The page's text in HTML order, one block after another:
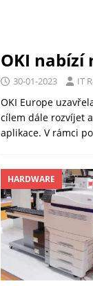
OKI nabízí
30-01-2023 IT
OKI Europe
cílem dále rozvíjet
aplikace. V rámci
HARDWARE